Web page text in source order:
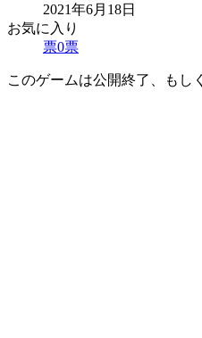
2021年6月18日
お気に入り
票0票
このゲームは公開終了、もし